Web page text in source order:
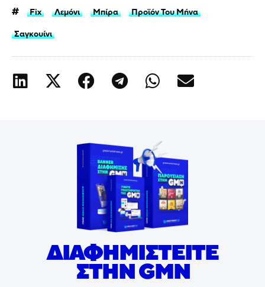
Fix Λεμόνι Μπίρα
Προϊόν Του Μήνα
Σαγκουίνι
ΔΙΑΦΗΜΙΣΤΕΙΤΕ
ΣΤΗΝ GMN